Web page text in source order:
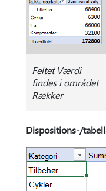
Feltet Værdi
findes i området
Rækker
Dispositions-/